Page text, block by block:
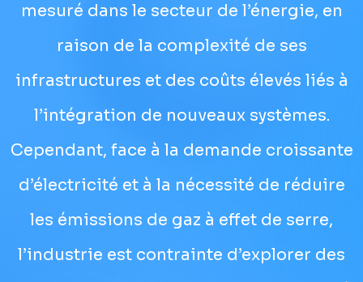
mesuré dans le secteur de l’énergie, en
raison de la complexité de ses
infrastructures et des coûts élevés liés à
l’intégration de nouveaux systèmes.
Cependant, face à la demande croissante
d’électricité et à la nécessité de réduire
les émissions de gaz à effet de serre,
l’industrie est contrainte d’explorer des